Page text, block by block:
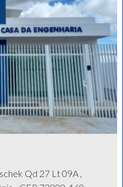
Qd 27 Lt 09A ,